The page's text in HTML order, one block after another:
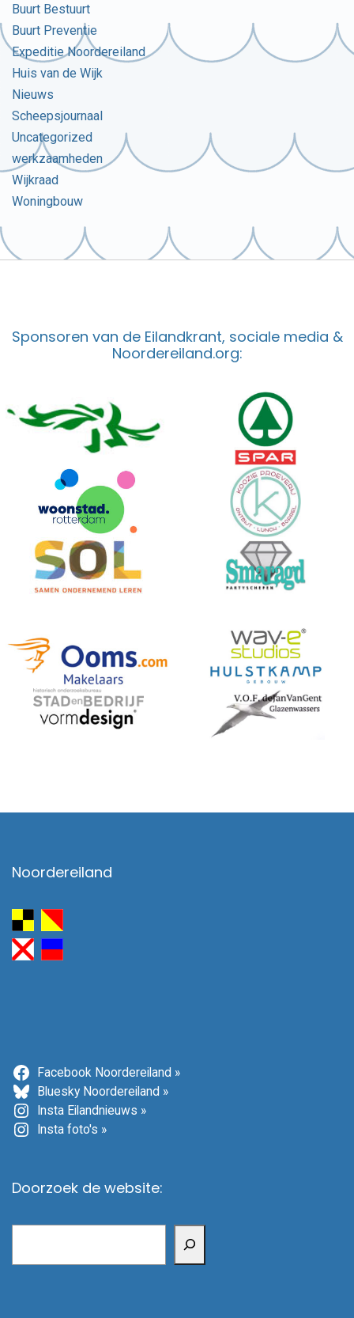
Buurt Bestuurt
Buurt Preventie
Expeditie Noordereiland
Huis van de Wijk
Nieuws
Scheepsjournaal
Uncategorized
werkzaamheden
Wijkraad
Woningbouw
Sponsoren van de Eilandkrant, sociale media &
Noordereiland.org:
Noordereiland
Facebook Noordereiland »
Bluesky Noordereiland »
Insta Eilandnieuws »
Insta foto's »
Doorzoek de website: